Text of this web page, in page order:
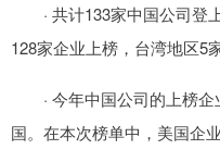
· 共计133家中国公司登上
128家企业上榜，台湾地区5
· 今年中国公司的上榜企
国。在本次榜单中，美国企